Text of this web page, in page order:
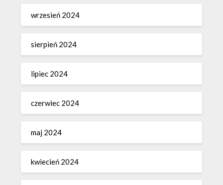
wrzesień 2024
sierpień 2024
lipiec 2024
czerwiec 2024
maj 2024
kwiecień 2024